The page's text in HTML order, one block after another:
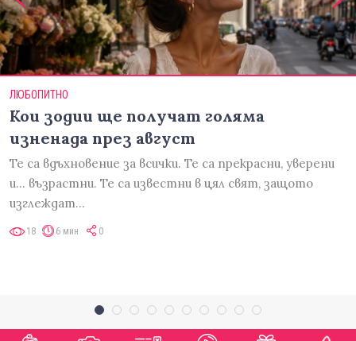
ЛЮБОПИТНО
Кои зодии ще получат голяма
изненада през август
Те са вдъхновение за всички. Те са прекрасни, уверени
и... възрастни. Те са известни в цял свят, защото
изглеждат…
18 6 мин 0